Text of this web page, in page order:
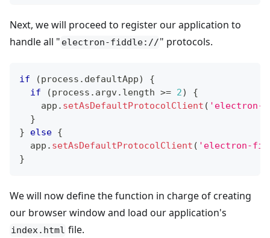
Next, we will proceed to register our application to
handle all " electron-fiddle://" protocols.
if (process . defaultApp)
{
if
(process . argv. length >= 2)
{
    app
. setAsDefaultProtocolClient ( 'electron-
}
}
else {
  app
. setAsDefaultProtocolClient ( 'electron-
}
We will now define the function in charge of creating
our browser window and load our application's
index.html file.